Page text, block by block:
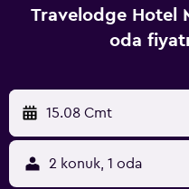
Travelodge Hotel
oda
15.08 Cmt
2 konuk, 1 oda